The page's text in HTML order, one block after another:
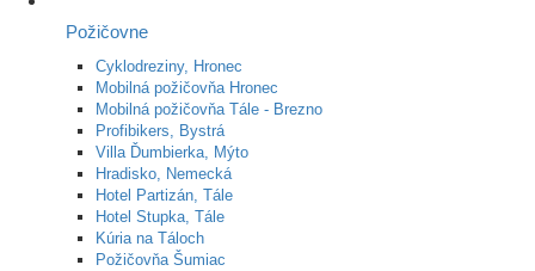
Požičovne
Cyklodreziny, Hronec
Mobilná požičovňa Hronec
Mobilná požičovňa Tále - Brezno
Profibikers, Bystrá
Villa Ďumbierka, Mýto
Hradisko, Nemecká
Hotel Partizán, Tále
Hotel Stupka, Tále
Kúria na Táloch
Požičovňa Šumiac